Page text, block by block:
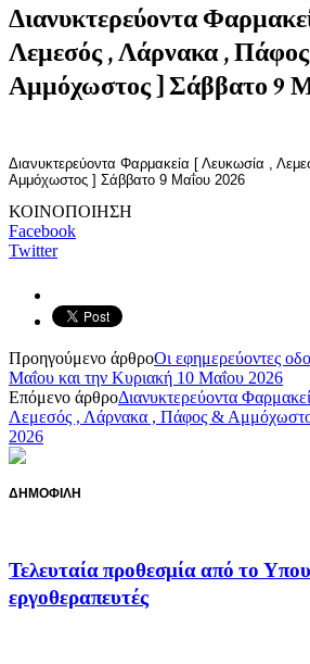
Διανυκτερεύοντα
Λεμεσός , Λάρνακα ,
Αμμόχωστος ] Σάββατο 9
Διανυκτερεύοντα Φαρμακεία [ Λευκωσία ,
Αμμόχωστος ] Σάββατο 9 Μαΐου 2026
ΚΟΙΝΟΠΟΙΗΣΗ
Facebook
Twitter
Προηγούμενο άρθροOι εφημερεύοντες
Μαΐου και την Κυριακή 10 Μαΐου 2026
Επόμενο άρθροΔιανυκτερεύοντα
Λεμεσός , Λάρνακα , Πάφος &
2026
ΔΗΜΟΦΙΛΗ
Τελευταία προθεσμία από το
εργοθεραπευτές